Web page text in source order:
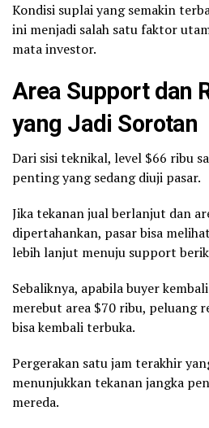
Kondisi suplai yang semakin
ini menjadi salah satu faktor
mata investor.
Area Support dan
yang Jadi Sorotan
Dari sisi teknikal, level $66 ribu
penting yang sedang diuji pasar.
Jika tekanan jual berlanjut dan
dipertahankan, pasar bisa
lebih lanjut menuju support
Sebaliknya, apabila buyer
merebut area $70 ribu, peluang
bisa kembali terbuka.
Pergerakan satu jam terakhir
menunjukkan tekanan jangka
mereda.